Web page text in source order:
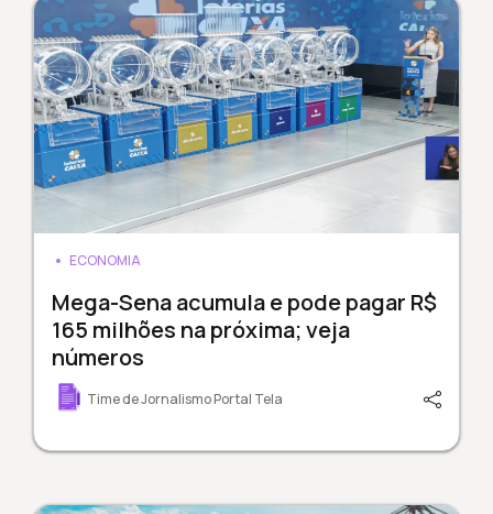
ECONOMIA
Mega-Sena acumula e pode pagar R$
165 milhões na próxima; veja
números
Time de Jornalismo Portal Tela